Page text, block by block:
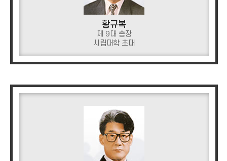
황규복
제 9대 총장
시립대학 초대